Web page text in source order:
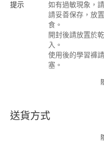
提示
如有過敏現象，
請妥善保存，放
食。
開封後請放置於
入。
使用後的學習褲
塞。
送貨方式
1. 送貨到府（受衛生署條例規管產